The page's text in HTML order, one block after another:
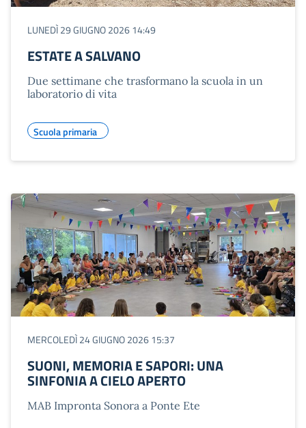
LUNEDÌ 29 GIUGNO 2026 14:49
ESTATE A SALVANO
Due settimane che trasformano la scuola in un
laboratorio di vita
Scuola primaria
MERCOLEDÌ 24 GIUGNO 2026 15:37
SUONI, MEMORIA E SAPORI: UNA
SINFONIA A CIELO APERTO
MAB Impronta Sonora a Ponte Ete